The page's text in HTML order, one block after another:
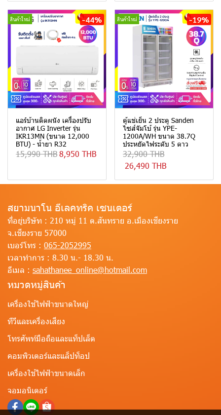
สินค้าใหม่ -44%
แอร์บ้านติดผนัง เครื่องปรับ
อากาศ LG Inverter รุ่น
IKR13MN (ขนาด 12,000
BTU) - น้ำยา R32
15,990 THB8,950 THB
สินค้าใหม่ -19%
ตู้แช่เย็น 2 ประตู Sanden
ไซส์จัมโบ้ รุ่น YPE-
1200A/WH ขนาด 38.7Q
ประหยัดไฟระดับ 5 ดาว
32,900 THB
26,490 THB
สยามนาโน อีเลคทริค เซนเตอร์
ที่อยู่บริษัท : 210 หมู่ 11 ต.สันทราย อ.เมืองเชียงราย
จ.เชียงราย 57000
เบอร์โทร : 065-2052995
เวลาทำการ : 8.30 น.- 18.30 น.
อีเมล : sahathanee_online@hotmail.com
หมวดหมู่สินค้า
เครื่องใช้ไฟฟ้าขนาดใหญ่
ทีวีและเครื่องเสียง
โทรศัพท์มือถือและแท็ปเล็ต
คอมพิวเตอร์และแล็ปท็อป
เครื่องใช้ไฟฟ้าขนาดเล็ก
จอมอนิเตอร์